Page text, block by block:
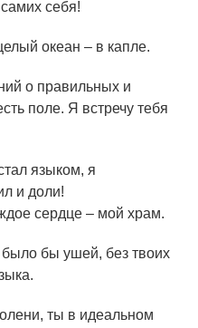
себя!
океан – в капле.
о правильных и
поле. Я встречу тебя
языком, я
и доли!
сердце – мой храм.
бы ушей, без твоих
ты в идеальном